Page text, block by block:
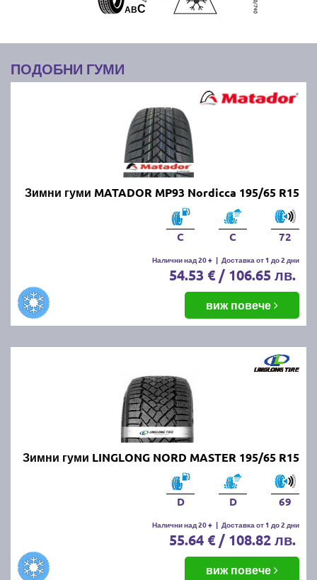
ABC
ПОДОБНИ ГУМИ
Зимни гуми MATADOR MP93 Nordicca 195/65 R15
C C 72
Налични над 20 + | Доставка от 1 до 2 дни
54.53 € / 106.65 лв.
виж повече
Зимни гуми LINGLONG NORD MASTER 195/65 R15
D D 69
Налични над 20 + | Доставка от 1 до 2 дни
55.64 € / 108.82 лв.
виж повече